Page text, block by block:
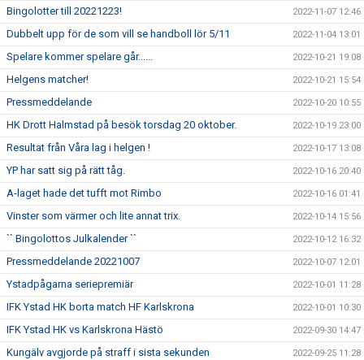
Bingolotter till 20221223! 2022-11-07 12:46
Dubbelt upp för de som vill se handboll lör 5/11 2022-11-04 13:01
Spelare kommer spelare går...... 2022-10-21 19:08
Helgens matcher! 2022-10-21 15:54
Pressmeddelande 2022-10-20 10:55
HK Drott Halmstad på besök torsdag 20 oktober. 2022-10-19 23:00
Resultat från Våra lag i helgen ! 2022-10-17 13:08
YP har satt sig på rätt tåg. 2022-10-16 20:40
A-laget hade det tufft mot Rimbo 2022-10-16 01:41
Vinster som värmer och lite annat trix. 2022-10-14 15:56
`` Bingolottos Julkalender `` 2022-10-12 16:32
Pressmeddelande 20221007 2022-10-07 12:01
Ystadpågarna seriepremiär 2022-10-01 11:28
IFK Ystad HK borta match HF Karlskrona 2022-10-01 10:30
IFK Ystad HK vs Karlskrona Hästö 2022-09-30 14:47
Kungälv avgjorde på straff i sista sekunden 2022-09-25 11:28